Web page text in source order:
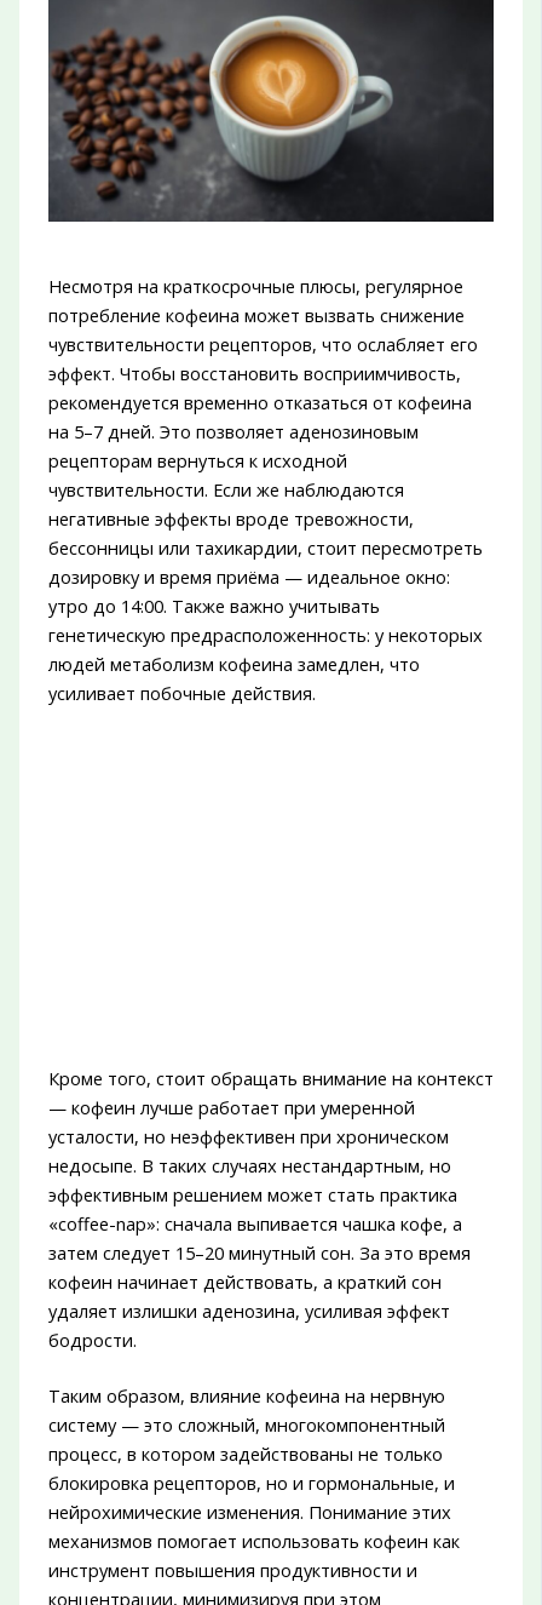
Несмотря на краткосрочные плюсы, регулярное
потребление кофеина может вызвать снижение
чувствительности рецепторов, что ослабляет его
эффект. Чтобы восстановить восприимчивость,
рекомендуется временно отказаться от кофеина
на 5–7 дней. Это позволяет аденозиновым
рецепторам вернуться к исходной
чувствительности. Если же наблюдаются
негативные эффекты вроде тревожности,
бессонницы или тахикардии, стоит пересмотреть
дозировку и время приёма — идеальное окно:
утро до 14:00. Также важно учитывать
генетическую предрасположенность: у некоторых
людей метаболизм кофеина замедлен, что
усиливает побочные действия.
Кроме того, стоит обращать внимание на контекст
— кофеин лучше работает при умеренной
усталости, но неэффективен при хроническом
недосыпе. В таких случаях нестандартным, но
эффективным решением может стать практика
«coffee-nap»: сначала выпивается чашка кофе, а
затем следует 15–20 минутный сон. За это время
кофеин начинает действовать, а краткий сон
удаляет излишки аденозина, усиливая эффект
бодрости.
Таким образом, влияние кофеина на нервную
систему — это сложный, многокомпонентный
процесс, в котором задействованы не только
блокировка рецепторов, но и гормональные, и
нейрохимические изменения. Понимание этих
механизмов помогает использовать кофеин как
инструмент повышения продуктивности и
концентрации, минимизируя при этом